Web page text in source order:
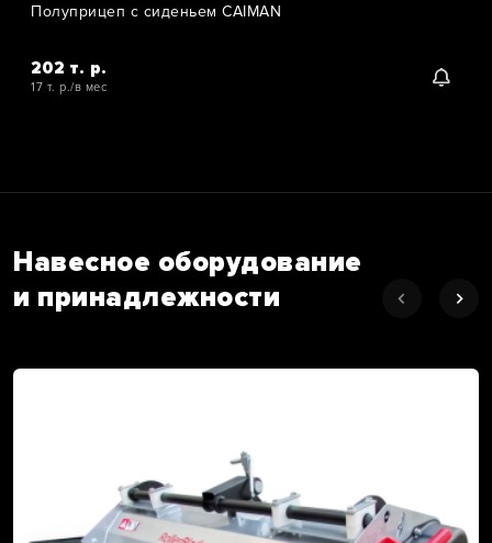
Полуприцеп с сиденьем CAIMAN
202 т. р.
17 т. р./в мес
Навесное оборудование
и принадлежности